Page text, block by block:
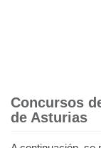
Concursos
de Asturias